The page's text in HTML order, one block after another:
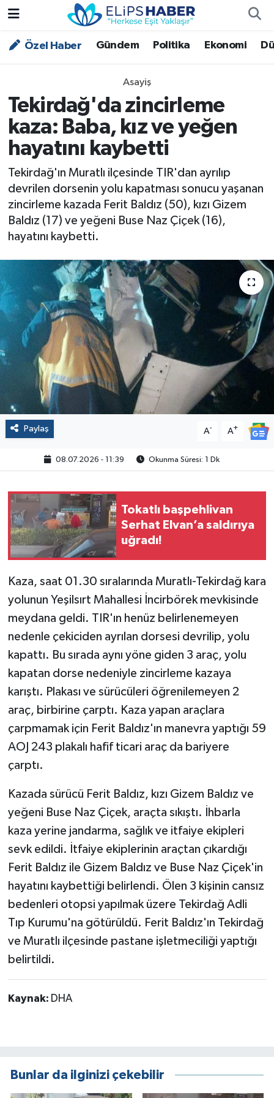
Özel Haber Gündem Politika Ekonomi
Asayiş
Tekirdağ'da zincirleme
kaza: Baba, kız ve yeğen
hayatını kaybetti
Tekirdağ'ın Muratlı ilçesinde TIR'dan ayrılıp
devrilen dorsenin yolu kapatması sonucu yaşanan
zincirleme kazada Ferit Baldız (50), kızı Gizem
Baldız (17) ve yeğeni Buse Naz Çiçek (16),
hayatını kaybetti.
Paylaş A- A+
08.07.2026 - 11:39 Okunma Süresi: 1 Dk
Tokatlı başpehlivan
Serhat Elvan’a saldırıya
uğradı!
Kaza, saat 01.30 sıralarında Muratlı-Tekirdağ kara
yolunun Yeşilsırt Mahallesi İncirbörek mevkisinde
meydana geldi. TIR'ın henüz belirlenemeyen
nedenle çekiciden ayrılan dorsesi devrilip, yolu
kapattı. Bu sırada aynı yöne giden 3 araç, yolu
kapatan dorse nedeniyle zincirleme kazaya
karıştı. Plakası ve sürücüleri öğrenilemeyen 2
araç, birbirine çarptı. Kaza yapan araçlara
çarpmamak için Ferit Baldız'ın manevra yaptığı 59
AOJ 243 plakalı hafif ticari araç da bariyere
çarptı.
Kazada sürücü Ferit Baldız, kızı Gizem Baldız ve
yeğeni Buse Naz Çiçek, araçta sıkıştı. İhbarla
kaza yerine jandarma, sağlık ve itfaiye ekipleri
sevk edildi. İtfaiye ekiplerinin araçtan çıkardığı
Ferit Baldız ile Gizem Baldız ve Buse Naz Çiçek'in
hayatını kaybettiği belirlendi. Ölen 3 kişinin cansız
bedenleri otopsi yapılmak üzere Tekirdağ Adli
Tıp Kurumu'na götürüldü. Ferit Baldız'ın Tekirdağ
ve Muratlı ilçesinde pastane işletmeciliği yaptığı
belirtildi.
Kaynak: DHA
Bunlar da ilginizi çekebilir
Özel Haber
Asayiş
Bilim - Teknoloji
Çevre - İklim
Dünya
Kültür - Sanat
Magazin
Politika
Sağlık
Spor
Yaşam
Çalışma Hayatı
Kadın
2024 Seçim Sonuçları
Nöbetçi Eczaneler
Trafik Durumu
Süper Lig Puan Durumu ve Fikstür
Tüm Manşetler
Son Dakika Haberleri